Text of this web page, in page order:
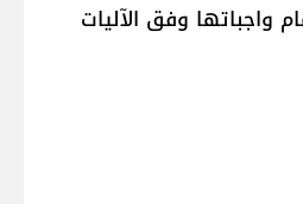
واجباتها وفق الآليات